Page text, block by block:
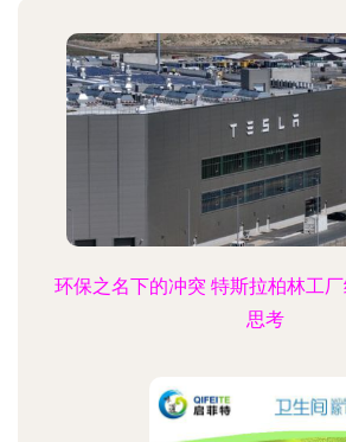
环保之名下的冲突 特斯拉柏林工
思考